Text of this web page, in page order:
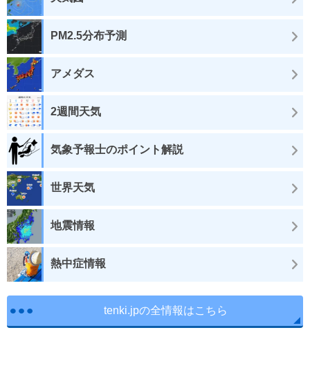
PM2.5分布予測
アメダス
2週間天気
気象予報士のポイント解説
世界天気
地震情報
熱中症情報
tenki.jpの全情報はこちら